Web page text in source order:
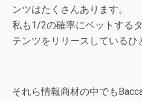
ンツはたくさんあります。
私も1/2の確率にベットする
テンツをリリースしているひ
それら情報商材の中でも